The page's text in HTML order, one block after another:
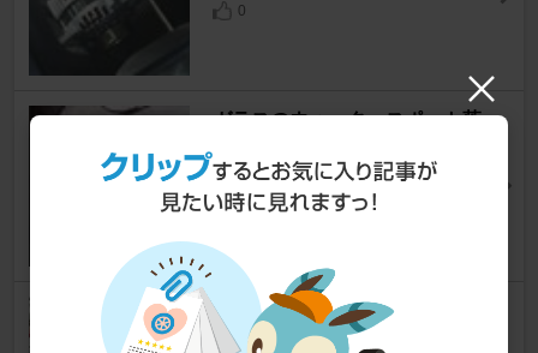
0
ガラスのウォータースポット落
としｗ
クルー [K30]
ｃｒｅｗ ｌｏｖｅ BY 藤井フミヤさん
エアインテークダクト交換。
クルー [K30]